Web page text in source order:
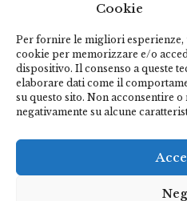
Cookie
Per fornire le migliori
cookie per memorizzare e/o
dispositivo. Il consenso a queste
elaborare dati come il
su questo sito. Non acconsentire
negativamente su alcune
Email*